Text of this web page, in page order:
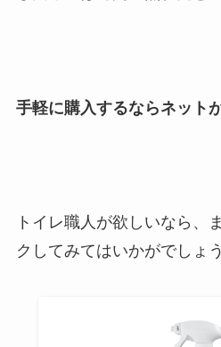
手軽に購入するならネット
トイレ職人が欲しいなら、
クしてみてはいかがでしょう